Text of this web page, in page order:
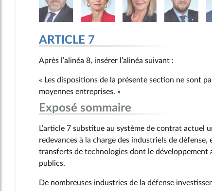
29 avril 2026
29 avril 2026
29 avril 2026
29 avril 2026
ARTICLE 7
Après l’alinéa 8, insérer l’alinéa suivant :
« Les dispositions de la présente section ne sont
moyennes entreprises. »
Exposé sommaire
L’article 7 substitue au système de contrat actuel
redevances à la charge des industriels de défense,
transferts de technologies dont le développement
publics.
De nombreuses industries de la défense